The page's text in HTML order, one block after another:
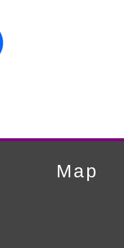
形供養祭
形供養祭
形供養祭平成22年3月9日
平成21年12月4日
Map